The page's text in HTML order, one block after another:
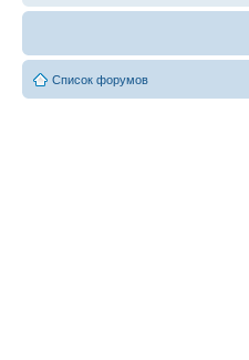
Список форумов